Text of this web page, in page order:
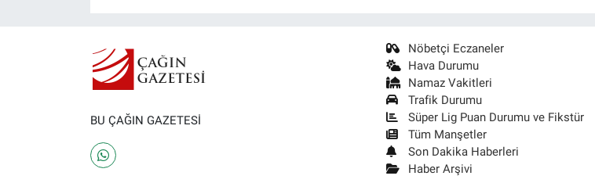
BU ÇAĞIN GAZETESİ
Nöbetçi Eczaneler
Hava Durumu
Namaz Vakitleri
Trafik Durumu
Süper Lig Puan Durumu ve Fikstür
Tüm Manşetler
Son Dakika Haberleri
Haber Arşivi